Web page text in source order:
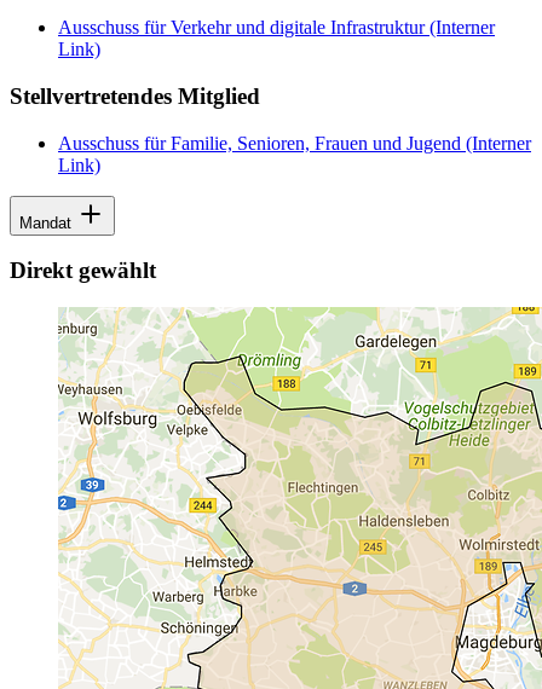
Ausschuss für Verkehr und digitale Infrastruktur(Interner
Link)
Stellvertretendes Mitglied
Ausschuss für Familie, Senioren, Frauen und Jugend (Interner
Link)
Mandat
Direkt gewählt